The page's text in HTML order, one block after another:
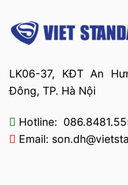
LK06-37, KĐT An
Đông, TP. Hà Nội
Hotline:
Email: